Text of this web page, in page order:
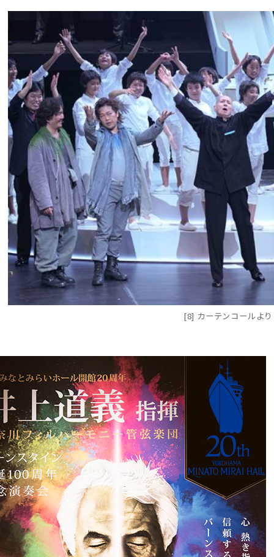
[8] カーテンコールより